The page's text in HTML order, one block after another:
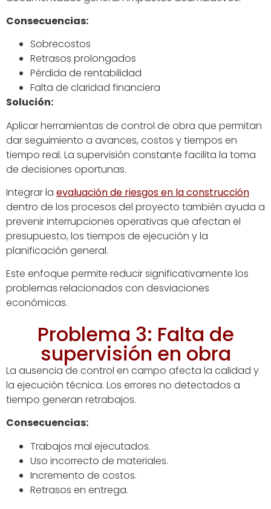
Consecuencias:
Sobrecostos
Retrasos prolongados
Pérdida de rentabilidad
Falta de claridad financiera
Solución:
Aplicar herramientas de control de obra que permitan
dar seguimiento a avances, costos y tiempos en
tiempo real. La supervisión constante facilita la toma
de decisiones oportunas.
Integrar la evaluación de riesgos en la construcción
dentro de los procesos del proyecto también ayuda a
prevenir interrupciones operativas que afectan el
presupuesto, los tiempos de ejecución y la
planificación general.
Este enfoque permite reducir significativamente los
problemas relacionados con desviaciones
económicas.
Problema 3: Falta de
supervisión en obra
La ausencia de control en campo afecta la calidad y
la ejecución técnica. Los errores no detectados a
tiempo generan retrabajos.
Consecuencias:
Trabajos mal ejecutados.
Uso incorrecto de materiales.
Incremento de costos.
Retrasos en entrega.